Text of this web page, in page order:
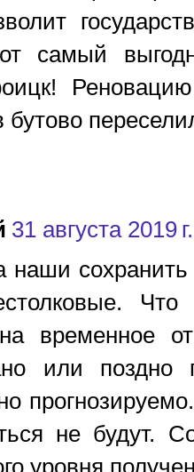
самый
бутово
31 августа 2019
сохранить
Что
временное
или поздно
не будут.
уровня